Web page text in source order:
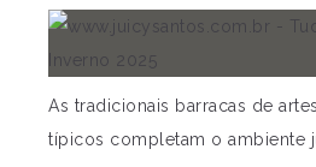
As tradicionais barracas de
típicos completam o ambiente